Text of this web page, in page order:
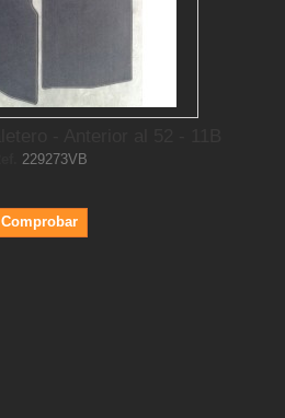
229273VB
Comprobar